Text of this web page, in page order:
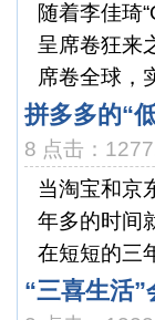
随着李佳琦
呈席卷狂来
席卷全球，
拼多多的“
8 点击：
当淘宝和京
年多的时间
在短短的三
“三喜生活